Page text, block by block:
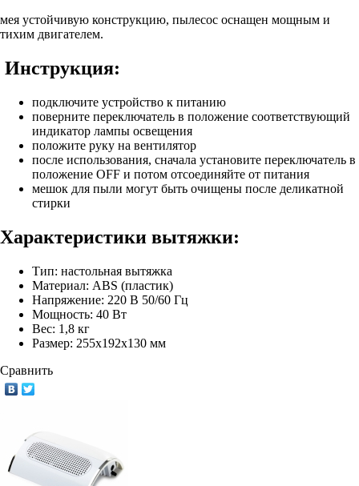
мея устойчивую конструкцию, пылесос оснащен мощным и
тихим двигателем.
Инструкция:
подключите устройство к питанию
поверните переключатель в положение соответствующий
индикатор лампы освещения
положите руку на вентилятор
после использования, сначала установите переключатель в
положение OFF и потом отсоединяйте от питания
мешок для пыли могут быть очищены после деликатной
стирки
Характеристики вытяжки:
Тип: настольная вытяжка
Материал: ABS (пластик)
Напряжение: 220 В 50/60 Гц
Мощность: 40 Вт
Вес: 1,8 кг
Размер: 255х192х130 мм
Сравнить